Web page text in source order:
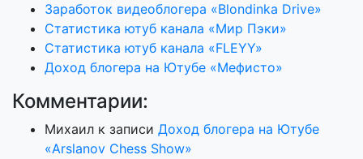
Заработок видеоблогера «Blondinka Drive»
Статистика ютуб канала «Мир Пэки»
Статистика ютуб канала «FLEYY»
Доход блогера на Ютубе «Мефисто»
Комментарии:
Михаил к записи Доход блогера на Ютубе
«Arslanov Chess Show»